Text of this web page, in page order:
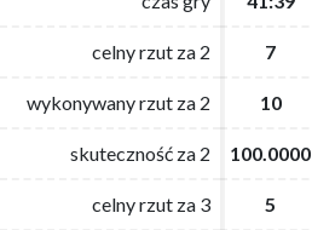
celny rzut za 2 7
wykonywany rzut za 2 10
skuteczność za 2 100.0000
celny rzut za 3 5
celny rzut za 2 7
wykonywany rzut za 2 10
skuteczność za 2 100.0000
celny rzut za 3 5